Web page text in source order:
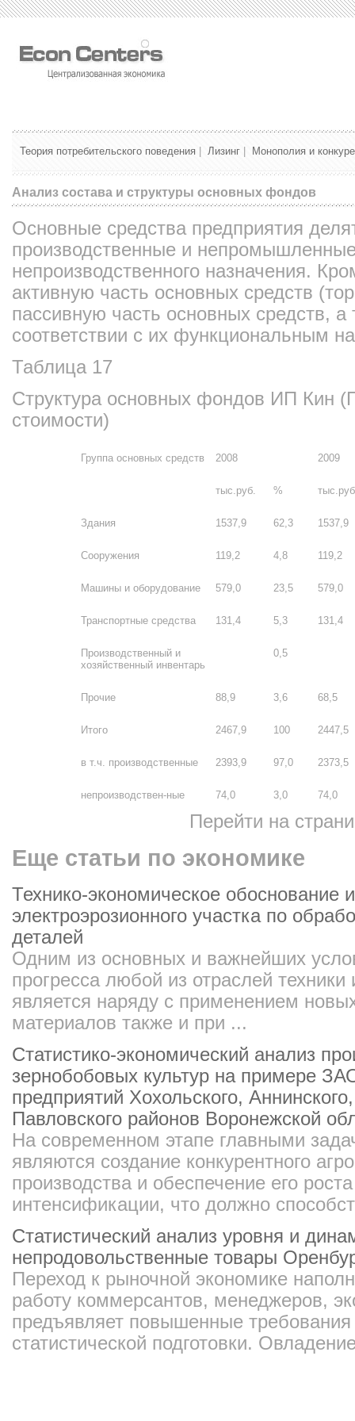
Теория потребительского поведения Лизинг Монополия и
Анализ состава и структуры основных фондов
Основные средства предприятия
производственные и
непроизводственного назначения.
активную часть основных средств
пассивную часть основных средств,
соответствии с их функциональным
Таблица 17
Структура основных фондов ИП Кин
стоимости)
Группа основных средств 2008 2009
тыс.руб. %
Здания 1537,9 62,3 1537,9
Сооружения 119,2 4,8 119,2
Машины и оборудование 579,0 23,5 579,0
Транспортные средства 131,4 5,3 131,4
Производственный и
хозяйственный инвентарь
0,5
Прочие 88,9 3,6 68,5
Итого 2467,9 100 2447,5
в т.ч. производственные 2393,9 97,0 2373,5
непроизводствен-ные 74,0 3,0 74,0
Перейти на
Еще статьи по экономике
Технико-экономическое обоснование
электроэрозионного участка по
деталей
Одним из основных и важнейших
прогресса любой из отраслей
является наряду с применением
материалов также и при ...
Статистико-экономический анализ
зернобобовых культур на примере
предприятий Хохольского,
Павловского районов Воронежской
На современном этапе главными
являются создание конкурентного
производства и обеспечение его
интенсификации, что должно
Статистический анализ уровня и
непродовольственные товары
Переход к рыночной экономике
работу коммерсантов, менеджеров,
предъявляет повышенные
статистической подготовки.